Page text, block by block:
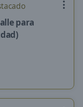
para